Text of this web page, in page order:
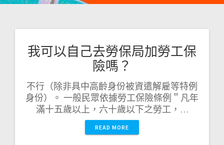
我可以自己去勞保局加勞工保
險嗎？
不行（除非具中高齡身份被資遣解雇等特例
身份）。 一般民眾依據勞工保險條例＂凡年
滿十五歲以上，六十歲以下之勞工，…
READ MORE